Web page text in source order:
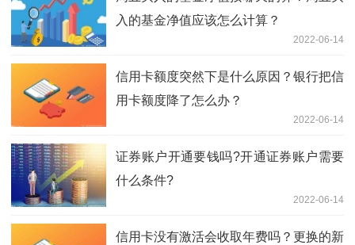
入的基金净值应该怎么计算？
2022-06-14
信用卡额度突然下是什么原因？银行把信
用卡额度降了怎么办？
2022-06-14
证券账户开通要钱吗?开通证券账户需要
什么条件?
2022-06-14
信用卡没有激活会收取年费吗？更换的新